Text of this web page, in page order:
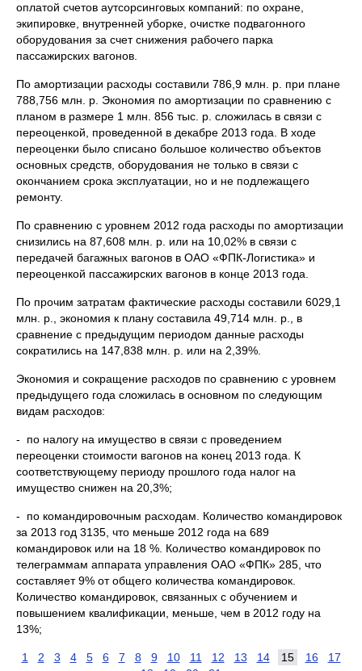
оплатой счетов аутсорсинговых компаний: по охране,
экипировке, внутренней уборке, очистке подвагонного
оборудования за счет снижения рабочего парка
пассажирских вагонов.
По амортизации расходы составили 786,9 млн. р. при плане
788,756 млн. р. Экономия по амортизации по сравнению с
планом в размере 1 млн. 856 тыс. р. сложилась в связи с
переоценкой, проведенной в декабре 2013 года. В ходе
переоценки было списано большое количество объектов
основных средств, оборудования не только в связи с
окончанием срока эксплуатации, но и не подлежащего
ремонту.
По сравнению с уровнем 2012 года расходы по амортизации
снизились на 87,608 млн. р. или на 10,02% в связи с
передачей багажных вагонов в ОАО «ФПК-Логистика» и
переоценкой пассажирских вагонов в конце 2013 года.
По прочим затратам фактические расходы составили 6029,1
млн. р., экономия к плану составила 49,714 млн. р., в
сравнение с предыдущим периодом данные расходы
сократились на 147,838 млн. р. или на 2,39%.
Экономия и сокращение расходов по сравнению с уровнем
предыдущего года сложилась в основном по следующим
видам расходов:
- по налогу на имущество в связи с проведением
переоценки стоимости вагонов на конец 2013 года. К
соответствующему периоду прошлого года налог на
имущество снижен на 20,3%;
- по командировочным расходам. Количество командировок
за 2013 год 3135, что меньше 2012 года на 689
командировок или на 18 %. Количество командировок по
телеграммам аппарата управления ОАО «ФПК» 285, что
составляет 9% от общего количества командировок.
Количество командировок, связанных с обучением и
повышением квалификации, меньше, чем в 2012 году на
13%;
1 2 3 4 5 6 7 8 9 10 11 12 13 14 15 16
17